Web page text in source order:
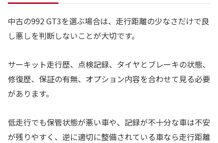
中古の992 GT3を選ぶ場合は、走行距離の少なさだけで良
し悪しを判断しないことが大切です。
サーキット走行歴、点検記録、タイヤとブレーキの状態、
修復歴、保証の有無、オプション内容を合わせて見る必要
があります。
低走行でも保管状態が悪い車や、記録が不十分な車は不安
が残りやすく、逆に適切に整備されている車なら走行距離